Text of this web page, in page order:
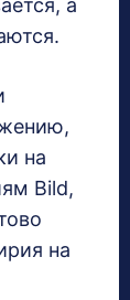
а
на
Bild,
на